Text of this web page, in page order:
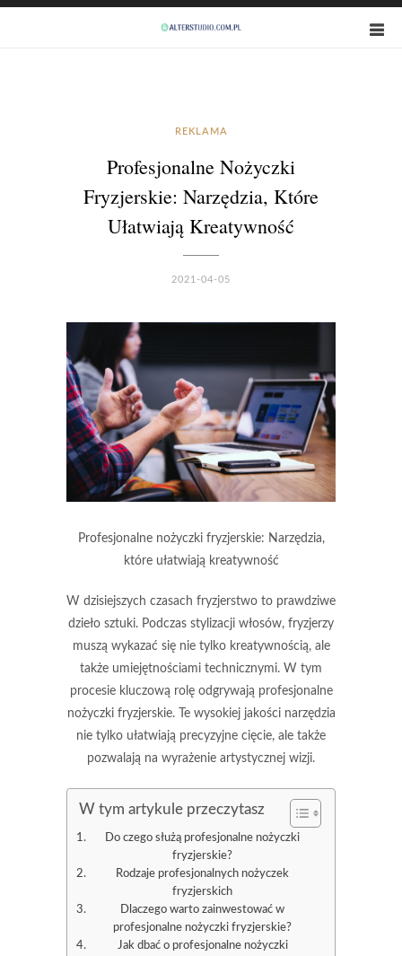
REKLAMA
Profesjonalne Nożyczki
Fryzjerskie: Narzędzia, Które
Ułatwiają Kreatywność
2021-04-05
Profesjonalne nożyczki fryzjerskie: Narzędzia,
które ułatwiają kreatywność
W dzisiejszych czasach fryzjerstwo to prawdziwe
dzieło sztuki. Podczas stylizacji włosów, fryzjerzy
muszą wykazać się nie tylko kreatywnością, ale
także umiejętnościami technicznymi. W tym
procesie kluczową rolę odgrywają profesjonalne
nożyczki fryzjerskie. Te wysokiej jakości narzędzia
nie tylko ułatwiają precyzyjne cięcie, ale także
pozwalają na wyrażenie artystycznej wizji.
W tym artykule przeczytasz
Do czego służą profesjonalne nożyczki
fryzjerskie?
Rodzaje profesjonalnych nożyczek
fryzjerskich
Dlaczego warto zainwestować w
profesjonalne nożyczki fryzjerskie?
Jak dbać o profesjonalne nożyczki